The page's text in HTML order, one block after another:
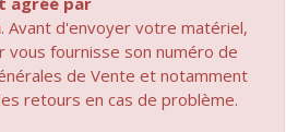
. Avant d'envoyer votre matériel,
vous fournisse son numéro de
de Vente et notamment
retours en cas de problème.